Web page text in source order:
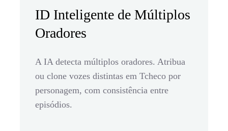
ID Inteligente de Múltiplos
Oradores
A IA detecta múltiplos oradores. Atribua
ou clone vozes distintas em Tcheco por
personagem, com consistência entre
episódios.